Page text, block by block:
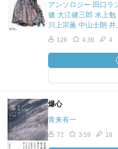
アンソロジー 田口ラ
健 大江健三郎 水上
川上宗薫 中山士朗
126 4.38 4
爆心
青来有一
72 3.59 18